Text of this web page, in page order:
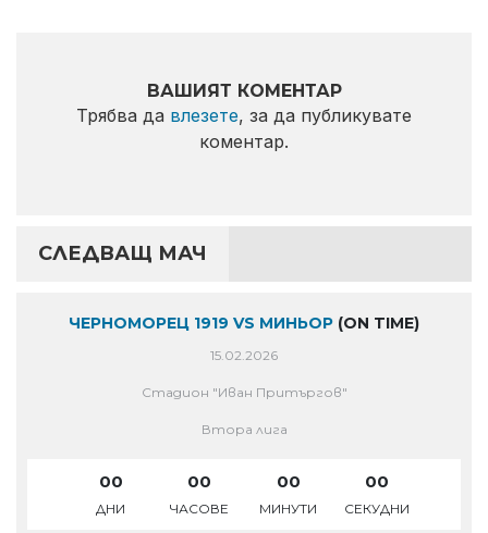
ВАШИЯТ КОМЕНТАР
Трябва да влезете, за да публикувате
коментар.
СЛЕДВАЩ МАЧ
ЧЕРНОМОРЕЦ 1919 VS МИНЬОР (ON TIME)
15.02.2026
Стадион "Иван Притъргов"
Втора лига
00
ДНИ
00
ЧАСОВЕ
00
МИНУТИ
00
СЕКУДНИ